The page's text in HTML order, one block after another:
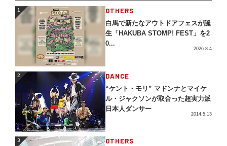
1 OTHERS
白馬で新たなアウトドアフェスが誕
生「HAKUBA STOMP! FEST」を2
0...
2026.8.4
2 DANCE
“ケント・モリ” マドンナとマイケ
ル・ジャクソンが取合った超実力派
日本人ダンサー
2014.5.13
3 OTHERS